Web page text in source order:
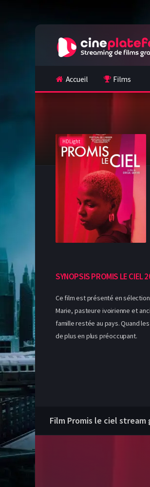
Accueil Films
HDLight
SYNOPSIS PROMIS LE CIEL
Ce film est présenté en sélection
Marie, pasteure ivoirienne et
famille restée au pays. Quand
de plus en plus préoccupant.
Film Promis le ciel